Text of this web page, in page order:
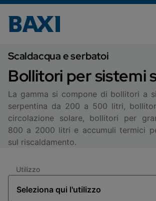
Bollitori per sistemi solari
Scaldacqua e serbatoi
Bollitori per sistemi
La gamma si compone di bollitori a
serpentina da 200 a 500 litri,
circolazione solare, bollitori per
800 a 2000 litri e accumuli termici
sul riscaldamento.
Utilizzo
Seleziona qui l'utilizzo